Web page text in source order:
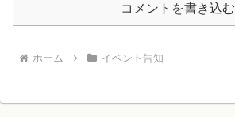
コメントを書き込む
ホーム イベント告知